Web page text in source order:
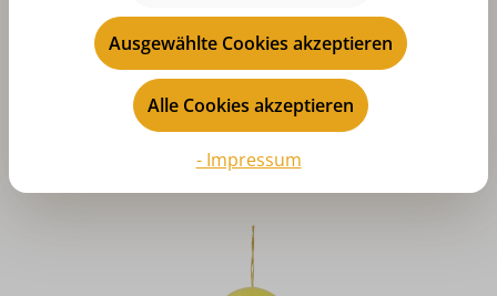
Produktgalerie überspringen
Das könnte Ihnen auch gefallen
Ausgewählte Cookies akzeptieren
Alle Cookies akzeptieren
- Impressum